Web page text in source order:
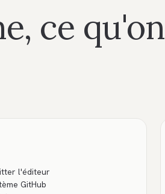
ce qu'on
l'éditeur
GitHub